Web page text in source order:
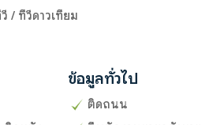
/ ทีวีดาวเทียม
ข้อมูลทั่วไป
ติดถนน